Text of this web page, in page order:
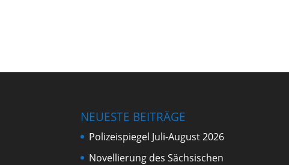
NEUESTE BEITRÄGE
Polizeispiegel Juli-August 2026
Novellierung des Sächsischen